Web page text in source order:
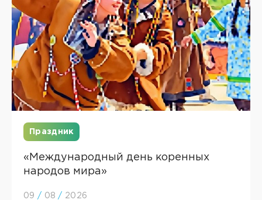
Праздник
«Международный день коренных
народов мира»
09 / 08 / 2026